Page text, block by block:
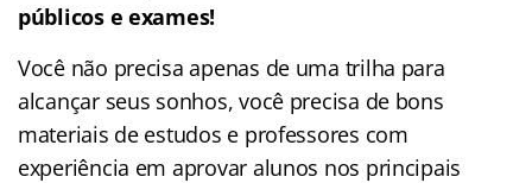
públicos e exames!
Você não precisa apenas de uma trilha para
alcançar seus sonhos, você precisa de bons
materiais de estudos e professores com
experiência em aprovar alunos nos principais